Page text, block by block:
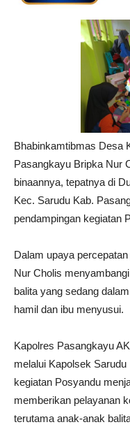
Bhabinkamtibmas Desa
Pasangkayu Bripka Nur
binaannya, tepatnya di
Kec. Sarudu Kab.
pendampingan kegiatan
Dalam upaya
Nur Cholis
balita yang sedang
hamil dan ibu menyusui.
Kapolres Pasangkayu
melalui Kapolsek
kegiatan Posyandu
memberikan pelayanan
terutama anak-anak